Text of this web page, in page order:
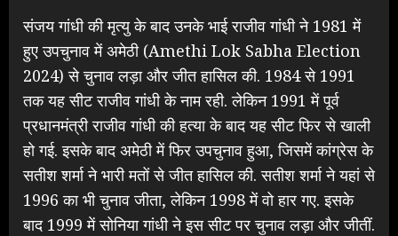
संजय गांधी की मृत्यु के बाद उनके भाई राजीव गांधी ने 1981 में
हुए उपचुनाव में अमेठी (Amethi Lok Sabha Election
2024) से चुनाव लड़ा और जीत हासिल की. 1984 से 1991
तक यह सीट राजीव गांधी के नाम रही. लेकिन 1991 में पूर्व
प्रधानमंत्री राजीव गांधी की हत्या के बाद यह सीट फिर से खाली
हो गई. इसके बाद अमेठी में फिर उपचुनाव हुआ, जिसमें कांग्रेस के
सतीश शर्मा ने भारी मतों से जीत हासिल की. सतीश शर्मा ने यहां से
1996 का भी चुनाव जीता, लेकिन 1998 में वो हार गए. इसके
बाद 1999 में सोनिया गांधी ने इस सीट पर चुनाव लड़ा और जीतीं.